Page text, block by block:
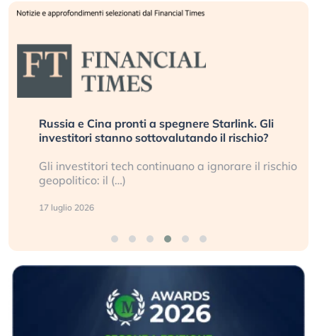
Russia e Cina pronti a spegnere Starlink. Gli
investitori stanno sottovalutando il rischio?
Gli investitori tech continuano a ignorare il rischio
geopolitico: il (…)
17 luglio 2026